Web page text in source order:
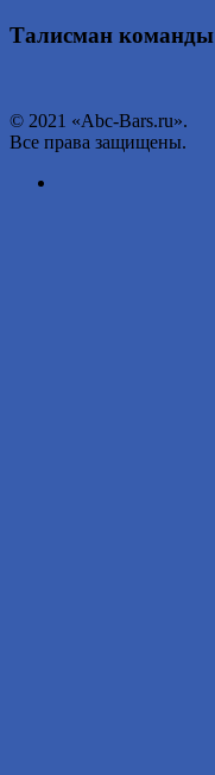
Талисман команды
© 2021 «Abc-Bars.ru».
Все права защищены.